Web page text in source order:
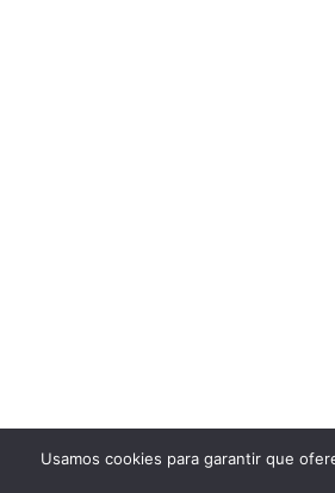
Usamos cookies para garantir que